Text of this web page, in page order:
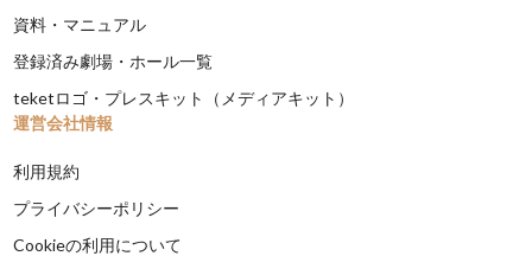
資料・マニュアル
登録済み劇場・ホール一覧
teketロゴ・プレスキット（メディアキット）
運営会社情報
利用規約
プライバシーポリシー
Cookieの利用について